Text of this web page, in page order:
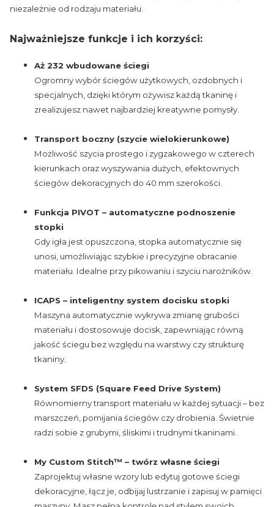
niezależnie od rodzaju materiału.
Najważniejsze funkcje i ich korzyści:
Aż 232 wbudowane ściegi
Ogromny wybór ściegów użytkowych, ozdobnych i
specjalnych, dzięki którym ożywisz każdą tkaninę i
zrealizujesz nawet najbardziej kreatywne pomysły.
Transport boczny (szycie wielokierunkowe)
Możliwość szycia prostego i zygzakowego w czterech
kierunkach oraz wyszywania dużych, efektownych
ściegów dekoracyjnych do 40 mm szerokości.
Funkcja PIVOT – automatyczne podnoszenie
stopki
Gdy igła jest opuszczona, stopka automatycznie się
unosi, umożliwiając szybkie i precyzyjne obracanie
materiału. Idealne przy pikowaniu i szyciu narożników.
ICAPS – inteligentny system docisku stopki
Maszyna automatycznie wykrywa zmianę grubości
materiału i dostosowuje docisk, zapewniając równą
jakość ściegu bez względu na warstwy czy strukturę
tkaniny.
System SFDS (Square Feed Drive System)
Równomierny transport materiału w każdej sytuacji – bez
marszczeń, pomijania ściegów czy drobienia. Świetnie
radzi sobie z grubymi, śliskimi i trudnymi tkaninami.
My Custom Stitch™ – twórz własne ściegi
Zaprojektuj własne wzory lub edytuj gotowe ściegi
dekoracyjne, łącz je, odbijaj lustrzanie i zapisuj w pamięci